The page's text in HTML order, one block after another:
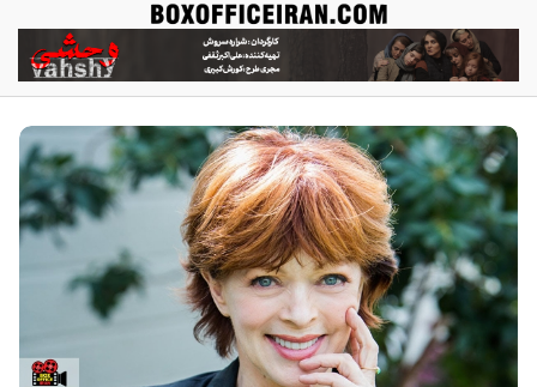
ب
ا
ک
س
آ
ف
ی
س
ا
ی
ر
ا
ن